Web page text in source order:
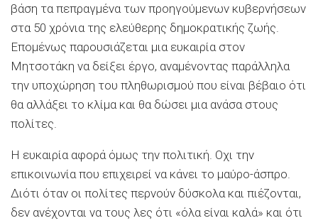
βάση τα πεπραγμένα των προηγούμενων κυβερνήσεων
στα 50 χρόνια της ελεύθερης δημοκρατικής ζωής.
Επομένως παρουσιάζεται μια ευκαιρία στον
Μητσοτάκη να δείξει έργο, αναμένοντας παράλληλα
την υποχώρηση του πληθωρισμού που είναι βέβαιο ότι
θα αλλάξει το κλίμα και θα δώσει μια ανάσα στους
πολίτες.
Η ευκαιρία αφορά όμως την πολιτική. Οχι την
επικοινωνία που επιχειρεί να κάνει το μαύρο-άσπρο.
Διότι όταν οι πολίτες περνούν δύσκολα και πιέζονται,
δεν ανέχονται να τους λες ότι «όλα είναι καλά» και ότι